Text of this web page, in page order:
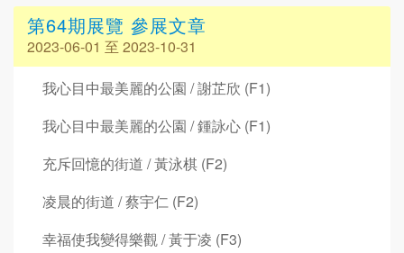
第64期展覽 參展文章
2023-06-01 至 2023-10-31
我心目中最美麗的公園 / 謝芷欣 (F1)
我心目中最美麗的公園 / 鍾詠心 (F1)
充斥回憶的街道 / 黃泳棋 (F2)
凌晨的街道 / 蔡宇仁 (F2)
幸福使我變得樂觀 / 黃于凌 (F3)